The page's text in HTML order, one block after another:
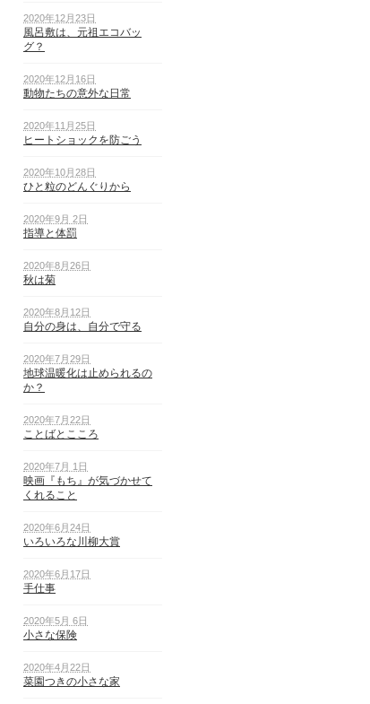
2020年12月23日
風呂敷は、元祖エコバッ
グ？
2020年12月16日
動物たちの意外な日常
2020年11月25日
ヒートショックを防ごう
2020年10月28日
ひと粒のどんぐりから
2020年9月 2日
指導と体罰
2020年8月26日
秋は菊
2020年8月12日
自分の身は、自分で守る
2020年7月29日
地球温暖化は止められるの
か？
2020年7月22日
ことばとこころ
2020年7月 1日
映画『もち』が気づかせて
くれること
2020年6月24日
いろいろな川柳大賞
2020年6月17日
手仕事
2020年5月 6日
小さな保険
2020年4月22日
菜園つきの小さな家